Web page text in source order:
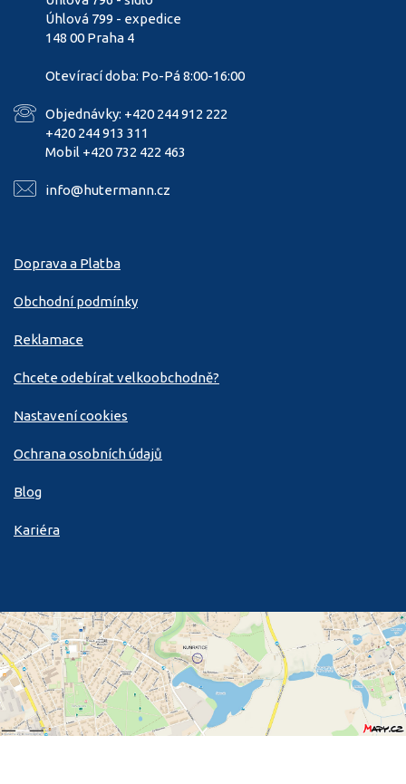
Úhlová 799 - expedice
148 00 Praha 4
Otevírací doba: Po-Pá 8:00-16:00
Objednávky: +420 244 912 222
+420 244 913 311
Mobil +420 732 422 463
info@hutermann.cz
Doprava a Platba
Obchodní podmínky
Reklamace
Chcete odebírat velkoobchodně?
Nastavení cookies
Ochrana osobních údajů
Blog
Kariéra